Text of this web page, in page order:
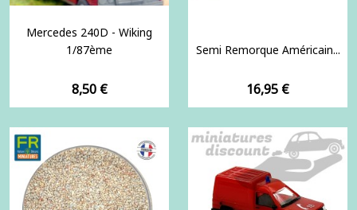
Mercedes 240D - Wiking
1/87ème
Prix
8,50 €
Semi Remorque Américain...
Prix
16,95 €